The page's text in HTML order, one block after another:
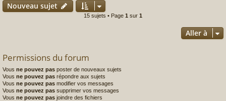
Nouveau sujet
15 sujets • Page 1 sur 1
Aller à
Permissions du forum
Vous ne pouvez pas poster de nouveaux sujets
Vous ne pouvez pas répondre aux sujets
Vous ne pouvez pas modifier vos messages
Vous ne pouvez pas supprimer vos messages
Vous ne pouvez pas joindre des fichiers